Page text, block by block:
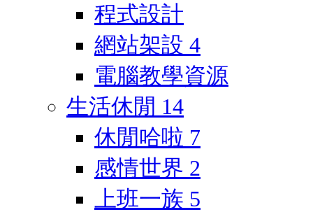
程式設計
網站架設 4
電腦教學資源
生活休閒 14
休閒哈啦 7
感情世界 2
上班一族 5